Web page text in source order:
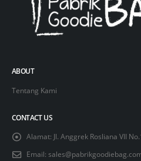
ABOUT
Tentang Kami
CONTACT US
Alamat: Jl. Anggrek Rosliana VII
Email: